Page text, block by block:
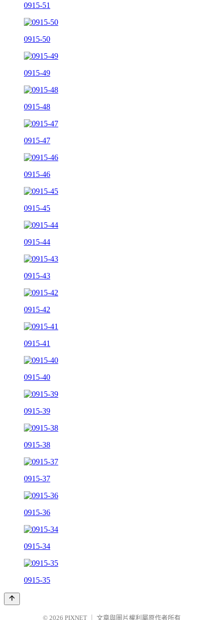
0915-51
0915-50
0915-49
0915-48
0915-47
0915-46
0915-45
0915-44
0915-43
0915-42
0915-41
0915-40
0915-39
0915-38
0915-37
0915-36
0915-34
0915-35
© 2026 PIXNET 文章與圖片權利屬原作者所有